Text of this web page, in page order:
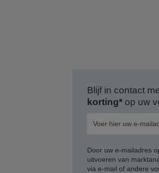
Blijf in contact
korting*op uw
Door uw e-mailadres
uitvoeren van
via e-mail of andere